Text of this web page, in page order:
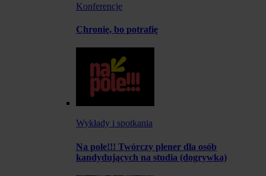
Konferencje
Chronię, bo potrafię
Wykłady i spotkania
Na pole!!! Twórczy plener dla osób
kandydujących na studia (dogrywka)